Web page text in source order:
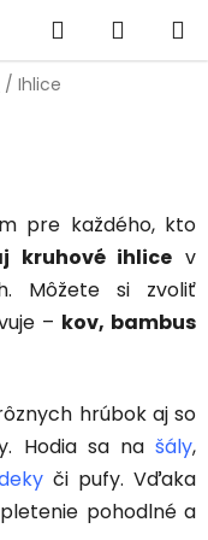
Hľadať
KOŠÍK
/ Ihlice
pre každého, kto
kruhové ihlice v
Môžete si zvoliť
– kov, bambus
hrúbok aj so
Hodia sa na šály,
či pufy. Vďaka
pohodlné a